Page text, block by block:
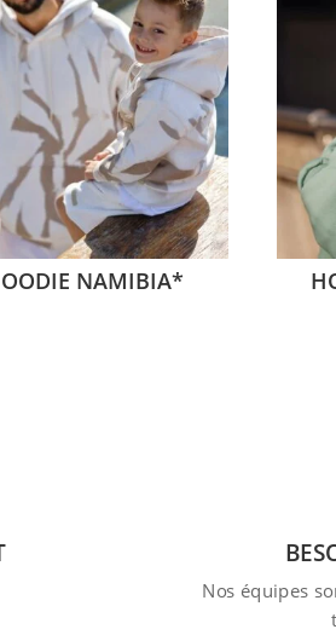
NAMIBIA*
Nos équipes